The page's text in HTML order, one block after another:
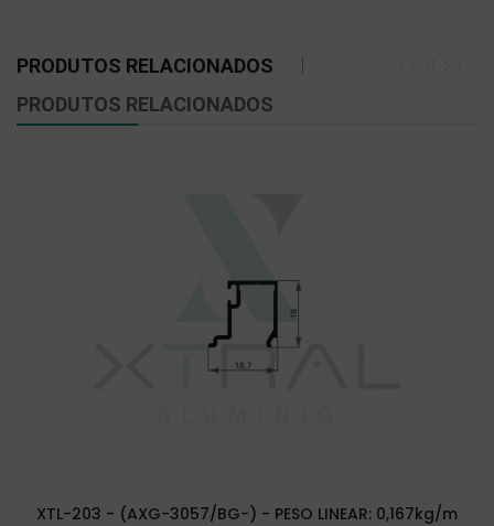
PRODUTOS RELACIONADOS
PRODUTOS RELACIONADOS
XTL-203 - (AXG-3057/BG-) - PESO LINEAR: 0,167kg/m